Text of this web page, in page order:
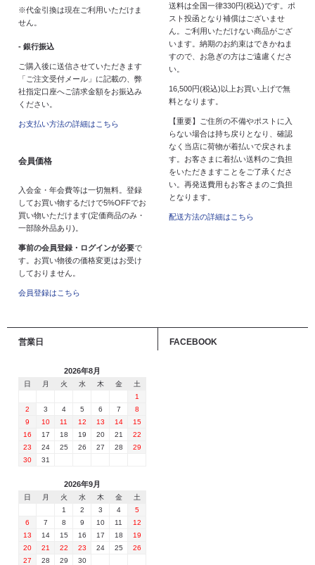
※代金引換は現在ご利用いただけま
せん。
- 銀行振込
ご購入後に送信させていただきます
「ご注文受付メール」に記載の、弊
社指定口座へご請求金額をお振込み
ください。
お支払い方法の詳細はこちら
会員価格
入会金・年会費等は一切無料。登録
してお買い物するだけで5%OFFでお
買い物いただけます(定価商品のみ・
一部除外品あり)。
事前の会員登録・ログインが必要で
す。お買い物後の価格変更はお受け
しておりません。
会員登録はこちら
送料は全国一律330円(税込)です。ポ
スト投函となり補償はございませ
ん。ご利用いただけない商品がござ
います。納期のお約束はできかねま
すので、お急ぎの方はご遠慮くださ
い。
16,500円(税込)以上お買い上げで無
料となります。
【重要】ご住所の不備やポストに入
らない場合は持ち戻りとなり、確認
なく当店に荷物が着払いで戻されま
す。お客さまに着払い送料のご負担
をいただきますことをご了承くださ
い。再発送費用もお客さまのご負担
となります。
配送方法の詳細はこちら
営業日
2026年8月
日 月 火 水 木 金
土
1
2
3 4 5 6 7
8
9
10 11 12 13 14
15
16
17 18 19 20 21
22
23
24 25 26 27 28
29
30
31
2026年9月
日 月 火 水 木 金
土
1
2 3 4
5
6
7 8 9 10 11
12
13
14 15 16 17 18
19
20
21 22 23 24 25
26
27
28 29 30
FACEBOOK